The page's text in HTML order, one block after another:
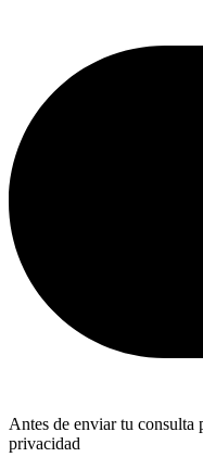
Antes de enviar tu consulta
privacidad